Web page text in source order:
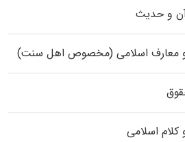
و حدیث
و معارف اسلامی (مخصوص اهل سنت)
اسلامی